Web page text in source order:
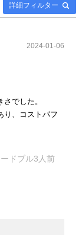
詳細フィルター
2024-01-06
でした。
り、コストパフ
ドブル3人前